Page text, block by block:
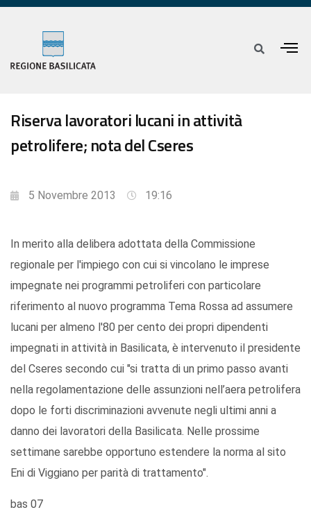
Riserva lavoratori lucani in attività
petrolifere; nota del Cseres
5 Novembre 2013 19:16
In merito alla delibera adottata della Commissione
regionale per l'impiego con cui si vincolano le imprese
impegnate nei programmi petroliferi con particolare
riferimento al nuovo programma Tema Rossa ad assumere
lucani per almeno l'80 per cento dei propri dipendenti
impegnati in attività in Basilicata, è intervenuto il presidente
del Cseres secondo cui "si tratta di un primo passo avanti
nella regolamentazione delle assunzioni nell’aera petrolifera
dopo le forti discriminazioni avvenute negli ultimi anni a
danno dei lavoratori della Basilicata. Nelle prossime
settimane sarebbe opportuno estendere la norma al sito
Eni di Viggiano per parità di trattamento".
bas 07